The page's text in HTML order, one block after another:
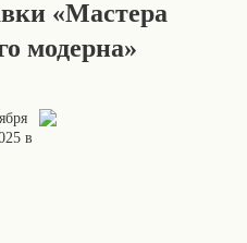
«Мастера
модерна»
в